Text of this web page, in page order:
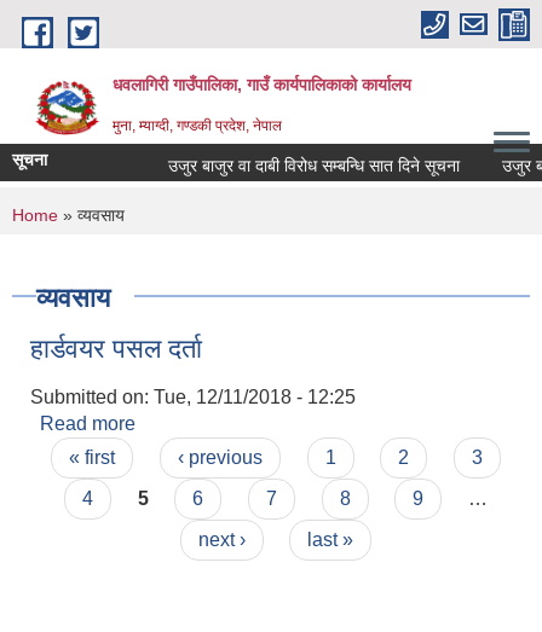
Skip to main content
धवलागिरी गाउँपालिका, गाउँ कार्यपालिकाको कार्यालय
मुना, म्याग्दी, गण्डकी प्रदेश, नेपाल
सूचना उजुर बाजुर वा दाबी विरोध सम्बन्धि सात दिने सूचना उजुर
You are here
Home » व्यवसाय
व्यवसाय
हार्डवयर पसल दर्ता
Submitted on: Tue, 12/11/2018 - 12:25
Read more
Pages
« first ‹ previous 1 2
3
4
5 6 7 8 9
…
next ›
last »